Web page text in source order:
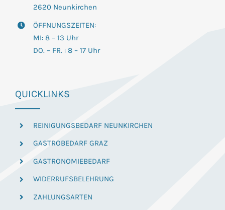
2620 Neunkirchen
ÖFFNUNGSZEITEN:
MI: 8 – 13 Uhr
DO. – FR. : 8 – 17 Uhr
QUICKLINKS
REINIGUNGSBEDARF NEUNKIRCHEN
GASTROBEDARF GRAZ
GASTRONOMIEBEDARF
WIDERRUFSBELEHRUNG
ZAHLUNGSARTEN